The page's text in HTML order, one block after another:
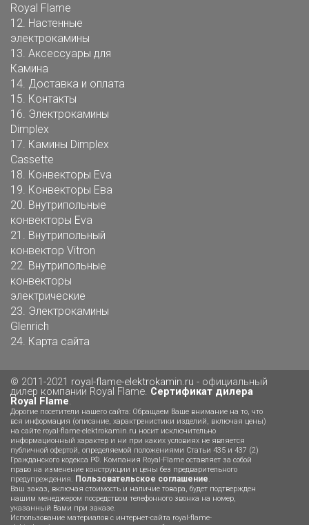
Royal Flame
12. Настенные
электрокамины
13. Аксессуары для
Камина
14. Доставка и оплата
15. Контакты
16. Электрокамины
Dimplex
17. Камины Dimplex
Cassette
18. Конвекторы Eva
19. Конвекторы Ева
20. Внутрипольные
конвекторы Eva
21. Внутрипольный
конвектор Vitron
22. Внутрипольные
конвекторы
электрические
23. Электрокамины
Glenrich
24. Карта сайта
© 2011-2021 royal-flame-elektrokamin.ru - официальный
дилер компании Royal Flame. Сертификат дилера
Royal Flame.
Дорогие посетители нашего сайта: Обращаем Ваше внимание на то, что
вся информация (описание, характренистики изделий, включая цены)
на сайте royal-flame-elektrokamin.ru носит исключительно
информационный характер и ни при каких условиях не является
публичной офертой, определяемой положениями Статьи 435 и 437 (2)
Гражданского кодекса РФ. Компания Royal-Flame оставляет за собой
право на изменение конструкции и цены без предварительного
предупреждения. Пользовательское соглашение.
Ваш заказ, включая стоимость и наличие товара, будет подтвержден
нашим менеджером посредством телефонного звонка на номер,
указанный Вами при заказе.
Использование материалов с интернет-сайта royal-flame-